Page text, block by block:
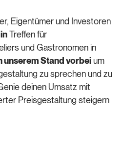
Eigentümer und Investoren
Treffen für
und Gastronomen in
unserem Stand vorbei um
zu sprechen und zu
deinen Umsatz mit
Preisgestaltung steigern